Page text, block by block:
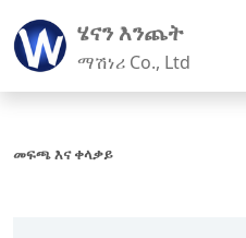
ሄናን እንጨት
ማሽነሪ Co., Ltd
መፍጫ እና ቀላቃይ